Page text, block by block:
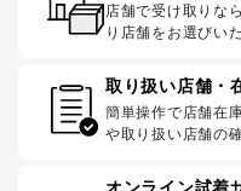
店舗で受け取りな
り店舗をお選びい
取り扱い店舗・
簡単操作で店舗在
や取り扱い店舗の